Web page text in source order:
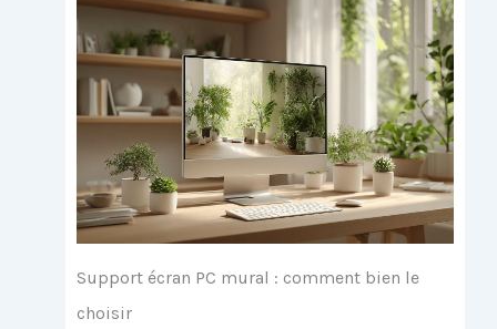
Support écran PC mural : comment bien le
choisir